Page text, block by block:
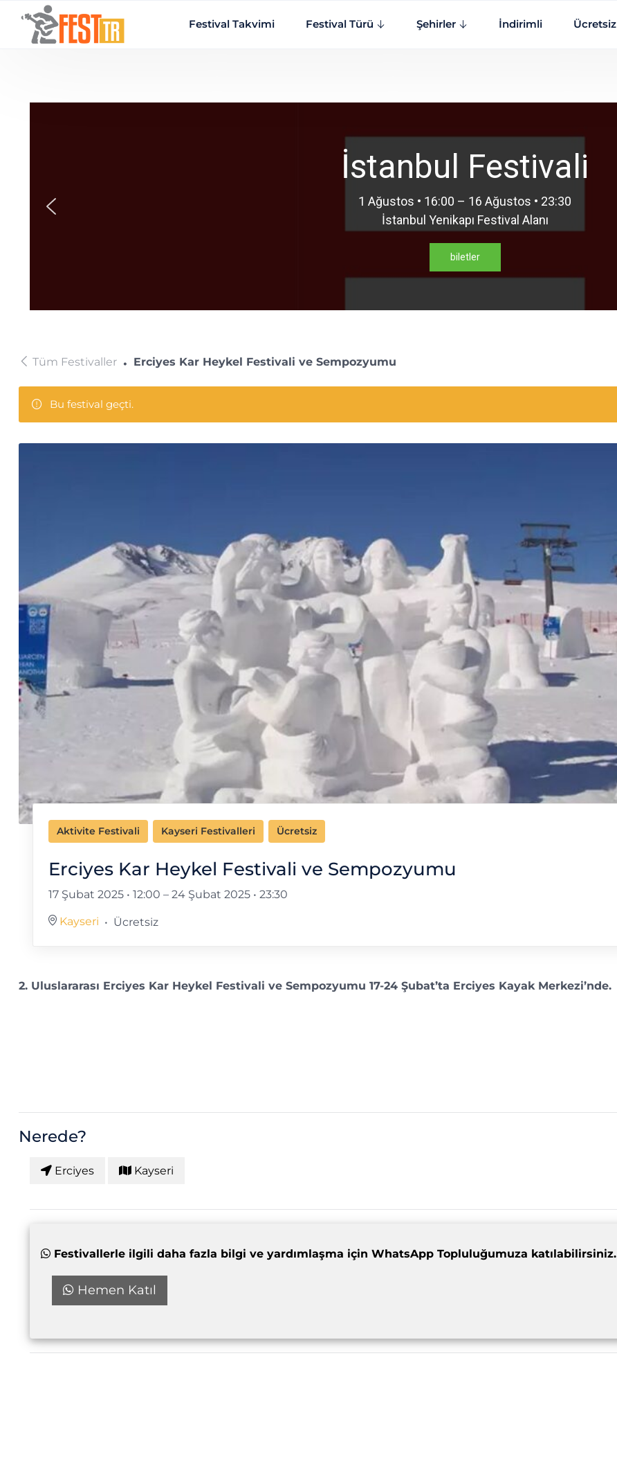
Ana içeriğe atla
Festival Takvimi
Festival Türü Şehirler İndirimli Ücretsiz
İstanbul Festivali
1 Ağustos • 16:00 – 16 Ağustos • 23:30
İstanbul Yenikapı Festival Alanı
biletler
Tüm Festivaller Erciyes Kar Heykel Festivali ve Sempozyumu
Bu festival geçti.
Aktivite Festivali Kayseri Festivalleri Ücretsiz
Erciyes Kar Heykel Festivali ve Sempozyumu
17 Şubat 2025 • 12:00 –24 Şubat 2025 • 23:30
Kayseri Ücretsiz
2. Uluslararası Erciyes Kar Heykel Festivali ve Sempozyumu 17-24 Şubat’ta Erciyes Kayak Merkezi’nde.
Nerede?
Erciyes Kayseri
Festivallerle ilgili daha fazla bilgi ve yardımlaşma için WhatsApp Topluluğumuza katılabilirsiniz.
Hemen Katıl